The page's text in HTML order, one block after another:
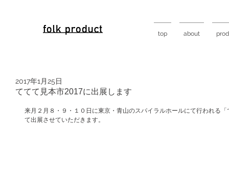
top about
ててて見本市2017に出展します
2017年1月25日
来月２月８・９・１０日に東京・青山のスパイラルホールにて行われる
て出展させていただきます。